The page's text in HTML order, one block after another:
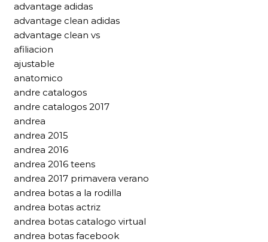
advantage adidas
advantage clean adidas
advantage clean vs
afiliacion
ajustable
anatomico
andre catalogos
andre catalogos 2017
andrea
andrea 2015
andrea 2016
andrea 2016 teens
andrea 2017 primavera verano
andrea botas a la rodilla
andrea botas actriz
andrea botas catalogo virtual
andrea botas facebook